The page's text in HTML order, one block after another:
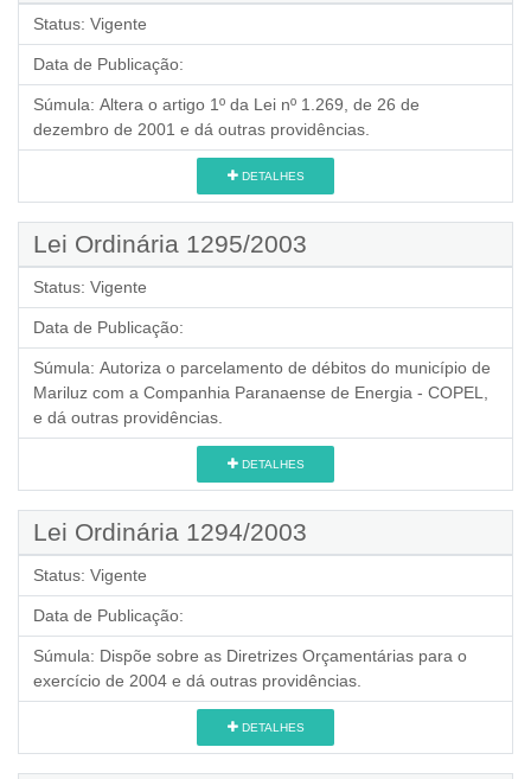
Status: Vigente
Data de Publicação:
Súmula: Altera o artigo 1º da Lei nº 1.269, de 26 de
dezembro de 2001 e dá outras providências.
DETALHES
Lei Ordinária 1295/2003
Status: Vigente
Data de Publicação:
Súmula: Autoriza o parcelamento de débitos do município de
Mariluz com a Companhia Paranaense de Energia - COPEL,
e dá outras providências.
DETALHES
Lei Ordinária 1294/2003
Status: Vigente
Data de Publicação:
Súmula: Dispõe sobre as Diretrizes Orçamentárias para o
exercício de 2004 e dá outras providências.
DETALHES